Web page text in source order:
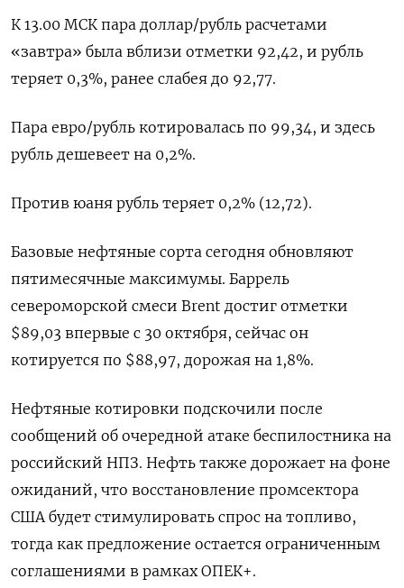
К 13.00 МСК пара доллар/рубль расчетами
«завтра» была вблизи отметки 92,42, и рубль
теряет 0,3%, ранее слабея до 92,77.
Пара евро/рубль котировалась по 99,34, и здесь
рубль дешевеет на 0,2%.
Против юаня рубль теряет 0,2% (12,72).
Базовые нефтяные сорта сегодня обновляют
пятимесячные максимумы. Баррель
североморской смеси Brent достиг отметки
$89,03 впервые с 30 октября, сейчас он
котируется по $88,97, дорожая на 1,8%.
Нефтяные котировки подскочили после
сообщений об очередной атаке беспилостника на
российский НПЗ. Нефть также дорожает на фоне
ожиданий, что восстановление промсектора
США будет стимулировать спрос на топливо,
тогда как предложение остается ограниченным
соглашениями в рамках ОПЕК+.